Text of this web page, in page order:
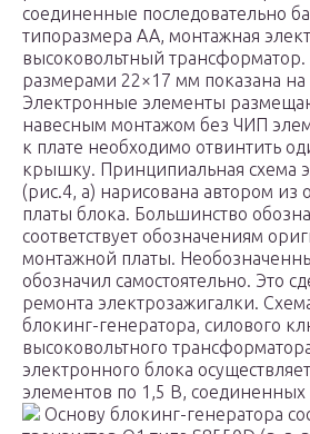
соединенные последовательно
типоразмера АА, монтажная
высоковольтный трансформатор.
размерами 22×17 мм показана на
Электронные элементы
навесным монтажом без ЧИП
к плате необходимо отвинтить
крышку. Принципиальная схема
(рис.4, а) нарисована автором из
платы блока. Большинство
соответствует обозначениям
монтажной платы.
обозначил самостоятельно. Это
ремонта электрозажигалки.
блокинг-генератора, силового
высоковольтного
электронного блока
элементов по 1,5 В, соединенных
Основу блокинг-генератора